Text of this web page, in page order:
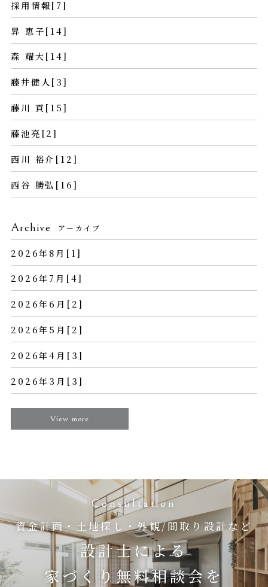
採用情報[7]
昇 恵子[14]
森 耀大[14]
藤井健人[3]
藤川 貢[15]
藤池亮[2]
西川 裕介[12]
西谷 勝弘[16]
Archive アーカイブ
2026年8月[1]
2026年7月[4]
2026年6月[2]
2026年5月[2]
2026年4月[3]
2026年3月[3]
View more
Consultation
資金計画・土地探し・外観/間取り設計など
設計士による
家づくり無料相談会を